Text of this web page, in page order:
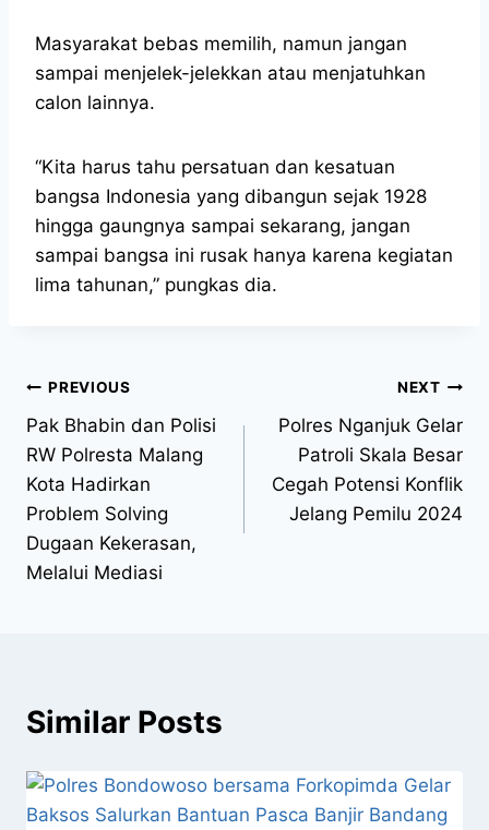
Masyarakat bebas memilih, namun jangan
sampai menjelek-jelekkan atau menjatuhkan
calon lainnya.
“Kita harus tahu persatuan dan kesatuan
bangsa Indonesia yang dibangun sejak 1928
hingga gaungnya sampai sekarang, jangan
sampai bangsa ini rusak hanya karena kegiatan
lima tahunan,” pungkas dia.
PREVIOUS
Pak Bhabin dan Polisi
RW Polresta Malang
Kota Hadirkan
Problem Solving
Dugaan Kekerasan,
Melalui Mediasi
NEXT
Polres Nganjuk Gelar
Patroli Skala Besar
Cegah Potensi Konflik
Jelang Pemilu 2024
Similar Posts